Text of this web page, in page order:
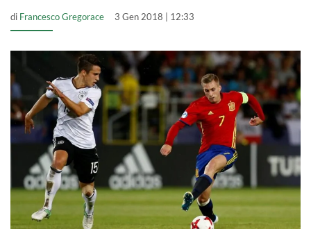
di Francesco Gregorace 3 Gen 2018 | 12:33